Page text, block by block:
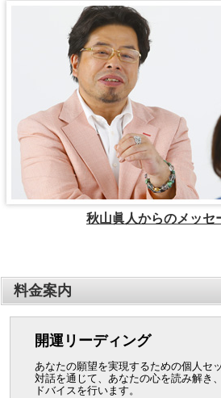
秋山眞人からのメッセ
料金案内
開運リーディング
あなたの願望を実現するための個人セ
対話を通じて、あなたの心を読み解き
ドバイスを行います。